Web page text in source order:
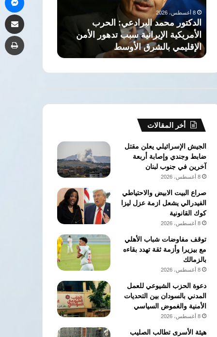
الإيرانية
سبب
تدهور
الأمن
الإقليمي
بالشرق
8 أغسطس، 2026
الدكتور محمد البرادعي: الحرب
الأمريكية الإيرانية سبب تدهور الأمن
الإقليمي بالشرق الأوسط
السعودية:
دولة في
أخر المقالات
الجيش الإسرائيلي يعلن مقتل
ضابط وجندي وإصابة أربعة
آخرين في جنوب لبنان
8 أغسطس، 2026
صراع البيت الابيض والاحتياطي
الفيدرالي يشعل ازمة عزل ليزا
كوك القانونية
8 أغسطس، 2026
توقف مفاوضات شباب الأهلي
مع بيزيرا وأزمة ثقة تهدد بقاءه
بالزمالك
8 أغسطس، 2026
دعوة الحزب الشيوعي للعمل
المدني بالسودان بين التحديات
الأمنية والغموض السياسي
8 أغسطس، 2026
هيئة الأسرى تطالب الصليب